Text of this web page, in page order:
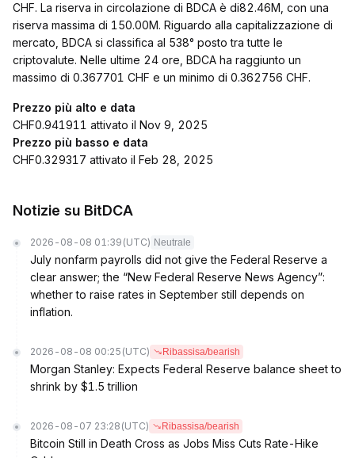
CHF. La riserva in circolazione di BDCA è di82.46M, con una
riserva massima di 150.00M. Riguardo alla capitalizzazione di
mercato, BDCA si classifica al 538° posto tra tutte le
criptovalute. Nelle ultime 24 ore, BDCA ha raggiunto un
massimo di 0.367701 CHF e un minimo di 0.362756 CHF.
Prezzo più alto e data
CHF0.941911 attivato il Nov 9, 2025
Prezzo più basso e data
CHF0.329317 attivato il Feb 28, 2025
Notizie su BitDCA
2026-08-08 01:39 (UTC) Neutrale
July nonfarm payrolls did not give the Federal Reserve a
clear answer; the “New Federal Reserve News Agency”:
whether to raise rates in September still depends on
inflation.
2026-08-08 00:25 (UTC) Ribassisa/bearish
Morgan Stanley: Expects Federal Reserve balance sheet to
shrink by $1.5 trillion
2026-08-07 23:28 (UTC) Ribassisa/bearish
Bitcoin Still in Death Cross as Jobs Miss Cuts Rate-Hike